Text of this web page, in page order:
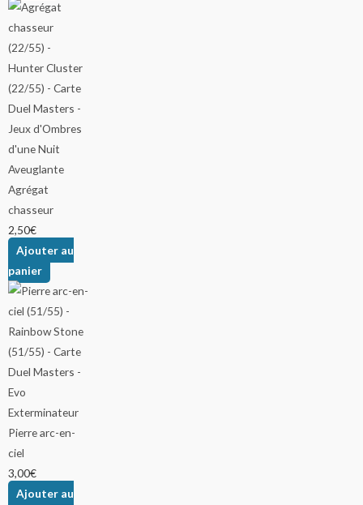
Agrégat
chasseur
2,50€
Ajouter au
panier
Pierre arc-en-
ciel
3,00€
Ajouter au